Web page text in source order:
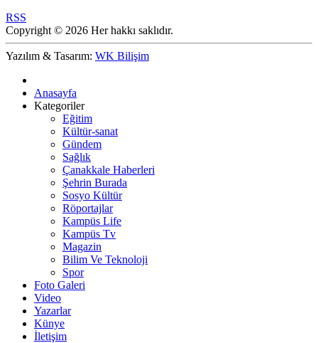
RSS
Copyright © 2026 Her hakkı saklıdır.
Yazılım & Tasarım: WK Bilişim
Anasayfa
Kategoriler
Eğitim
Kültür-sanat
Gündem
Sağlık
Çanakkale Haberleri
Şehrin Burada
Sosyo Kültür
Röportajlar
Kampüs Life
Kampüs Tv
Magazin
Bilim Ve Teknoloji
Spor
Foto Galeri
Video
Yazarlar
Künye
İletişim